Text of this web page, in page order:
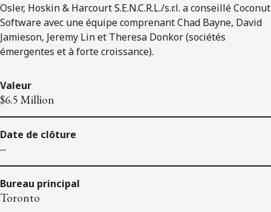
Osler, Hoskin & Harcourt S.E.N.C.R.L./s.r.l. a conseillé Coconut
Software avec une équipe comprenant Chad Bayne, David
Jamieson, Jeremy Lin et Theresa Donkor (sociétés
émergentes et à forte croissance).
Valeur
$6.5 Million
Date de clôture
--
Bureau principal
Toronto